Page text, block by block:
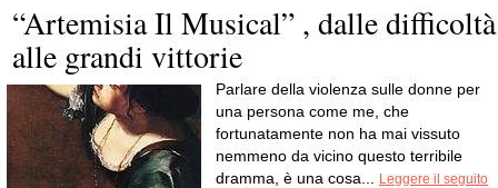
“Artemisia Il Musical” , dalle difficoltà
alle grandi vittorie
Parlare della violenza sulle donne per
una persona come me, che
fortunatamente non ha mai vissuto
nemmeno da vicino questo terribile
dramma, è una cosa...
Leggere il seguito